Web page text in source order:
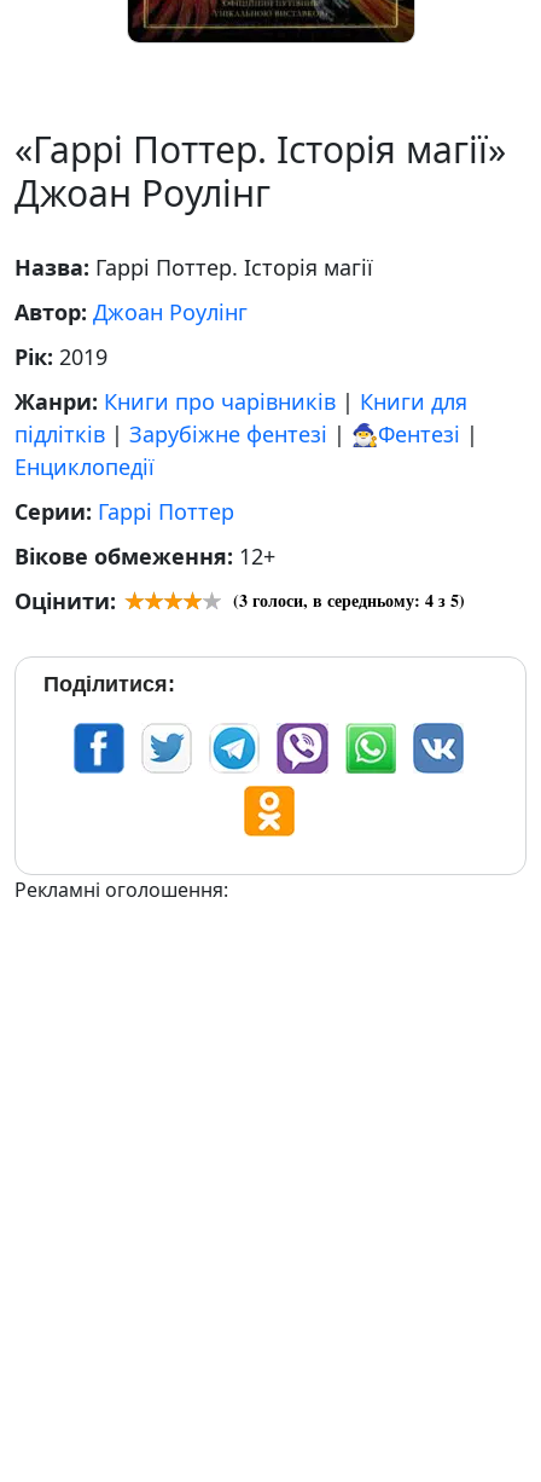
«Гаррі Поттер. Історія магії»
Джоан Роулінг
Назва: Гаррі Поттер. Історія магії
Автор: Джоан Роулінг
Рік: 2019
Жанри: Книги про чарівників | Книги для
підлітків | Зарубіжне фентезі | 🧙‍♂️Фентезі |
Енциклопедії
Серии: Гаррі Поттер
Вікове обмеження: 12+
Оцінити:
(3голоси, в середньому: 4з 5)
Поділитися:
Рекламні оголошення: